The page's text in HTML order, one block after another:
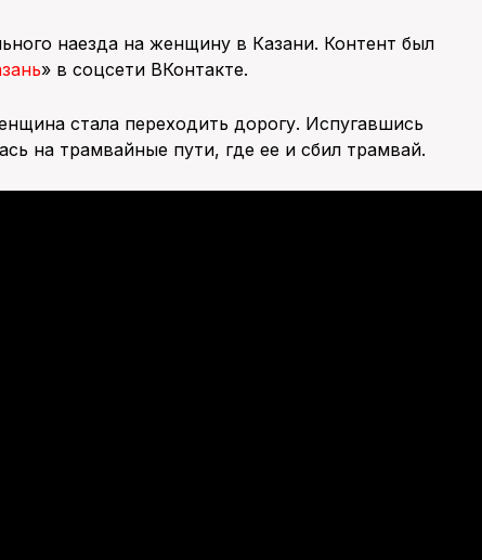
наезда на женщину в Казани. Контент был
» в соцсети ВКонтакте.
стала переходить дорогу. Испугавшись
на трамвайные пути, где ее и сбил трамвай.